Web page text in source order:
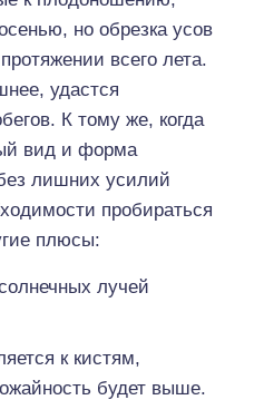
но обрезка усов
всего лета.
удастся
К тому же, когда
вид и форма
лишних усилий
пробираться
плюсы:
лучей
к кистям,
будет выше.